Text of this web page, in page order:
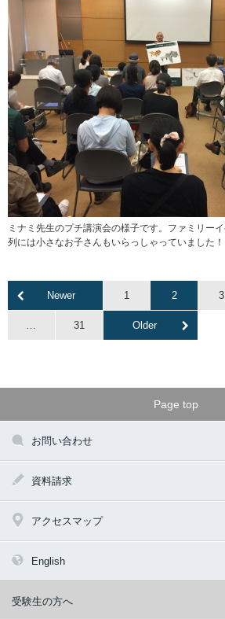
ミナミ先生のプチ講演会の様子です。ファミリー
列には小さなお子さんもいらっしゃっていました！
Newer 1 2 3
31 Older
Page top
お問い合わせ
資料請求
アクセスマップ
English
受験生の方へ